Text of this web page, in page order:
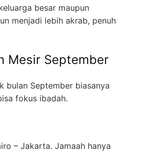
besar maupun
menjadi lebih akrab, penuh
Mesir September
bulan September biasanya
fokus ibadah.
– Jakarta. Jamaah hanya